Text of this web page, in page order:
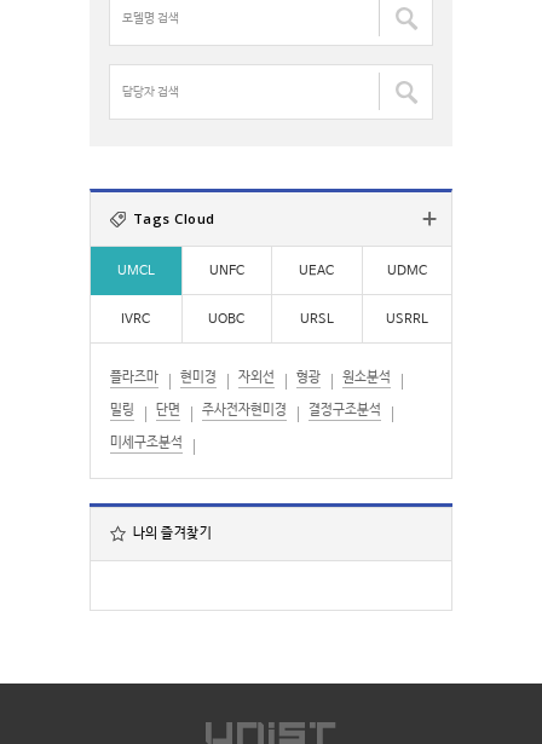
색
:
델
명
:자
:
Tags Cloud
UMCL UNFC UEAC UDMC
IVRC UOBC URSL USRRL
플라즈마 현미경 자외선 형광 원소분석
밀링 단면 주사전자현미경 결정구조분석
미세구조분석
나의 즐겨찾기